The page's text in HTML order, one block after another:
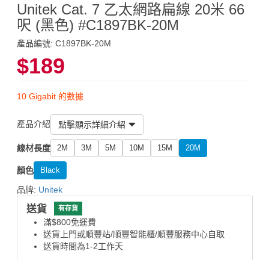
Unitek Cat. 7 乙太網路扁線 20米 66
呎 (黑色) #C1897BK-20M
產品編號: C1897BK-20M
$189
10 Gigabit 的數據
產品介紹 點擊顯示詳細介紹
線材長度 2M 3M 5M 10M 15M 20M
顏色 Black
品牌: Unitek
送貨 有存貨
滿$800免運費
送貨上門或順豐站/順豐智能櫃/順豐服務中心自取
送貨時間為1-2工作天